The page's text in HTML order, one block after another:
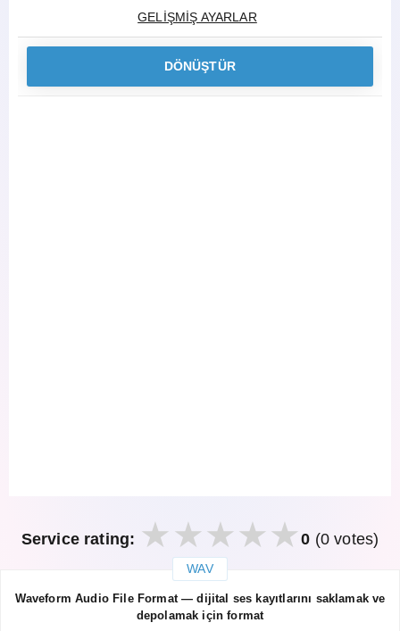
GELIŞMIŞ AYARLAR
DÖNÜŞTÜR
Service rating: 0 (0 votes)
WAV
Waveform Audio File Format — dijital ses kayıtlarını saklamak ve
depolamak için format